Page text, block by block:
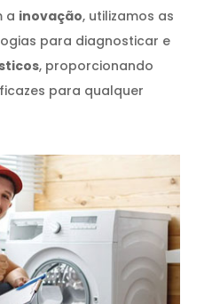
a inovação, utilizamos as
para diagnosticar e
, proporcionando
para qualquer